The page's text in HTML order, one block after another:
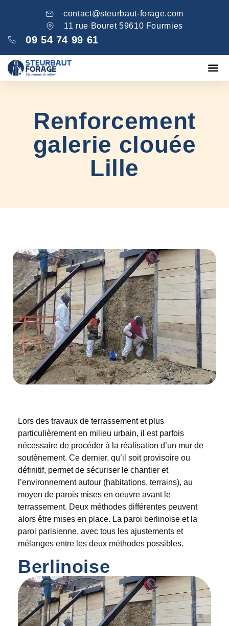
contact@steurbaut-forage.com
11 rue Bouret 59610 Fourmies
09 54 74 99 61
Renforcement
galerie clouée
Lille
Lors des travaux de terrassement et plus
particulièrement en milieu urbain, il est parfois
nécessaire de procéder à la réalisation d’un mur de
soutènement. Ce dernier, qu’il soit provisoire ou
définitif, permet de sécuriser le chantier et
l’environnement autour (habitations, terrains), au
moyen de parois mises en oeuvre avant le
terrassement. Deux méthodes différentes peuvent
alors être mises en place. La paroi berlinoise et la
paroi parisienne, avec tous les ajustements et
mélanges entre les deux méthodes possibles.
Berlinoise